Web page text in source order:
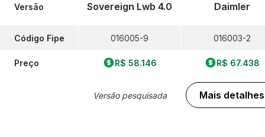
Versão
Código Fipe
Preço
Sovereign Lwb 4.0
016005-9
R$ 58.146
Versão pesquisada
Daimler
016003-2
R$ 67.438
Mais detalhes